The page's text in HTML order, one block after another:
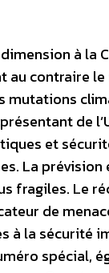
à la
au contraire
de
et
La prévision
Le
de
à la sécurité
spécial,